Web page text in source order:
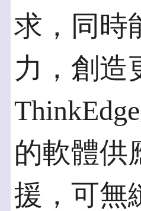
求，同時
力，創造
的軟體供
援，可無